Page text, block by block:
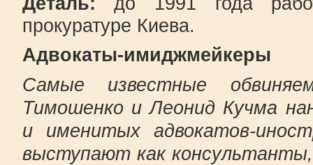
прокуратуре Киева.
Адвокаты-имиджмейкеры
Самые известные
Тимошенко и Леонид Кучма
и именитых адвокатов-
выступают как консультанты,